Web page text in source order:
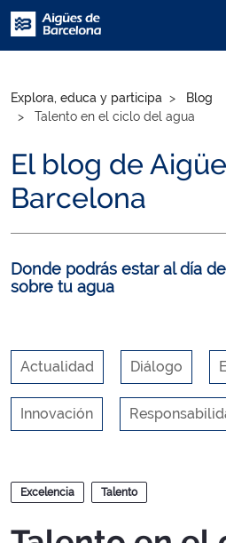
Explora, educa y participa
Blog
Talento en el ciclo del agua
El blog de
Barcelona
Donde podrás estar al día
sobre tu agua
Actualidad Diálogo
Innovación
Blogs
Excelencia Talento